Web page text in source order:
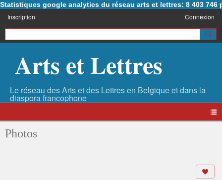
Statistiques google analytics du réseau arts et lettres: 8 403 746
Inscription Connexion
Arts et Lettres
Photos